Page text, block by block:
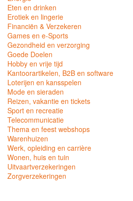
Eten en drinken
Erotiek en lingerie
Financiën & Verzekeren
Games en e-Sports
Gezondheid en verzorging
Goede Doelen
Hobby en vrije tijd
Kantoorartikelen, B2B en software
Loterijen en kansspelen
Mode en sieraden
Reizen, vakantie en tickets
Sport en recreatie
Telecommunicatie
Thema en feest webshops
Warenhuizen
Werk, opleiding en carrière
Wonen, huis en tuin
Uitvaartverzekeringen
Zorgverzekeringen